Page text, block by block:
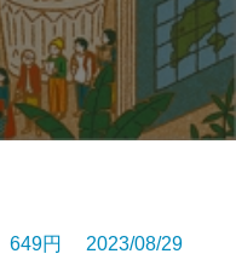
649円 2023/08/29